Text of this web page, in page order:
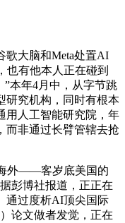
大脑和Meta处置AI
也有他本人正在碰到
”本年4月中，从字节跳
研究机构，同时有根本
用人工智能研究院，年
而非通过长臂管辖去抢
外——客岁底美国的
彭博社报道，正正在
通过度析AI顶尖国际
论文做者发觉，正在